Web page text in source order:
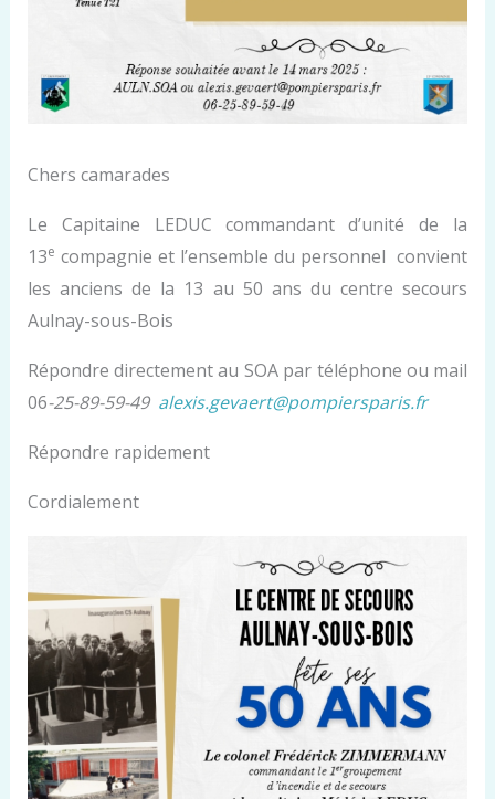
Chers camarades
Le Capitaine LEDUC commandant d’unité de la
13e compagnie et l’ensemble du personnel convient
les anciens de la 13 au 50 ans du centre secours
Aulnay-sous-Bois
Répondre directement au SOA par téléphone ou mail
06-25-89-59-49 alexis.gevaert@pompiersparis.fr
Répondre rapidement
Cordialement